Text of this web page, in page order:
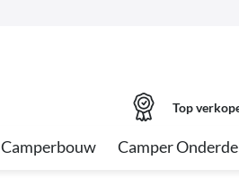
Top
Camperbouw Camper